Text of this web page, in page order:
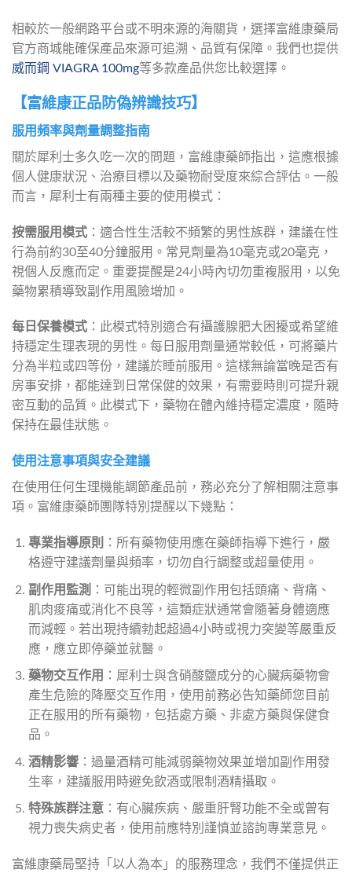
相較於一般網路平台或不明來源的海關貨，選擇富維康藥局
官方商城能確保產品來源可追溯、品質有保障。我們也提供
威而鋼 VIAGRA 100mg等多款產品供您比較選擇。
【富維康正品防偽辨識技巧】
服用頻率與劑量調整指南
關於犀利士多久吃一次的問題，富維康藥師指出，這應根據
個人健康狀況、治療目標以及藥物耐受度來綜合評估。一般
而言，犀利士有兩種主要的使用模式：
按需服用模式 ：適合性生活較不頻繁的男性族群，建議在性
行為前約30至40分鐘服用。常見劑量為10毫克或20毫克，
視個人反應而定。重要提醒是24小時內切勿重複服用，以免
藥物累積導致副作用風險增加。
每日保養模式 ：此模式特別適合有攝護腺肥大困擾或希望維
持穩定生理表現的男性。每日服用劑量通常較低，可將藥片
分為半粒或四等份，建議於睡前服用。這樣無論當晚是否有
房事安排，都能達到日常保健的效果，有需要時則可提升親
密互動的品質。此模式下，藥物在體內維持穩定濃度，隨時
保持在最佳狀態。
使用注意事項與安全建議
在使用任何生理機能調節產品前，務必充分了解相關注意事
項。富維康藥師團隊特別提醒以下幾點：
專業指導原則
：所有藥物使用應在藥師指導下進行，嚴
格遵守建議劑量與頻率，切勿自行調整或超量使用。
副作用監測
：可能出現的輕微副作用包括頭痛、背痛、
肌肉痠痛或消化不良等，這類症狀通常會隨著身體適應
而減輕。若出現持續勃起超過4小時或視力突變等嚴重反
應，應立即停藥並就醫。
藥物交互作用
：犀利士與含硝酸鹽成分的心臟病藥物會
產生危險的降壓交互作用，使用前務必告知藥師您目前
正在服用的所有藥物，包括處方藥、非處方藥與保健食
品。
酒精影響：過量酒精可能減弱藥物效果並增加副作用發
生率，建議服用時避免飲酒或限制酒精攝取。
特殊族群注意：有心臟疾病、嚴重肝腎功能不全或曾有
視力喪失病史者，使用前應特別謹慎並諮詢專業意見。
富維康藥局堅持「以人為本」的服務理念，我們不僅提供正